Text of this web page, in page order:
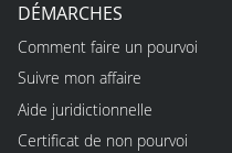
DÉMARCHES
Comment faire un pourvoi
Suivre mon affaire
Aide juridictionnelle
Certificat de non pourvoi